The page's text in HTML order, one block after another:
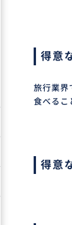
得意
旅行業界
食べるこ
得意